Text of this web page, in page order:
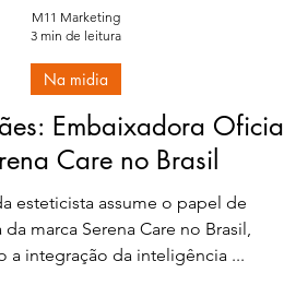
Embaixadora Oficial
Care no Brasil
esteticista assume o papel de
marca Serena Care no Brasil,
a integração da inteligência ...
Na midia
M11 Marketing
3 min de leitura